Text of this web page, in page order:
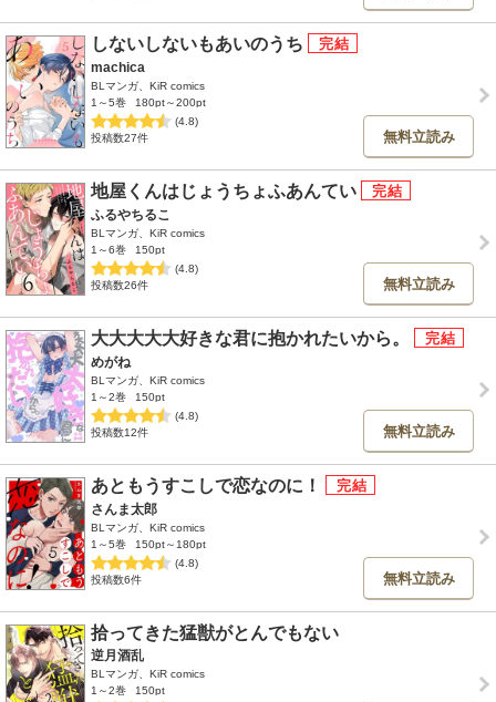
しないしないもあいのうち
machica
BLマンガ、KiR comics
1～5巻
180pt～200pt
(4.8)
投稿数27件
無料立読み
地屋くんはじょうちょふあんてい
ふるやちるこ
BLマンガ、KiR comics
1～6巻
150pt
(4.8)
投稿数26件
無料立読み
大大大大大好きな君に抱かれたいから。
めがね
BLマンガ、KiR comics
1～2巻
150pt
(4.8)
投稿数12件
無料立読み
あともうすこしで恋なのに！
さんま太郎
BLマンガ、KiR comics
1～5巻
150pt～180pt
(4.8)
投稿数6件
無料立読み
拾ってきた猛獣がとんでもない
逆月酒乱
BLマンガ、KiR comics
1～2巻
150pt